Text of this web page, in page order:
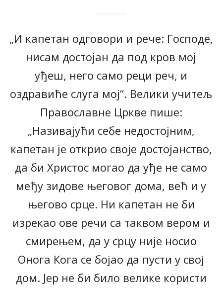
„И капетан одговори и рече: Господе,
нисам достојан да под кров мој
уђеш, него само реци реч, и
оздравиће слуга мој“. Велики учитељ
Православне Цркве пише:
„Називајући себе недостојним,
капетан је открио своје достојанство,
да би Христос могао да уђе не само
међу зидове његовог дома, већ и у
његово срце. Ни капетан не би
изрекао ове речи са таквом вером и
смирењем, да у срцу није носио
Онога Кога се бојао да пусти у свој
дом. Јер не би било велике користи